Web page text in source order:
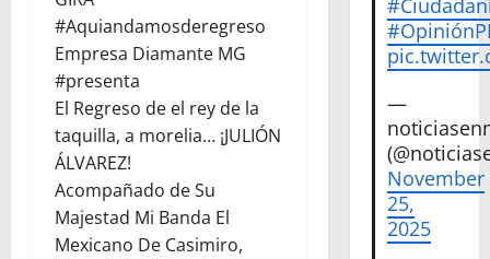
#Aquiandamosderegreso
Empresa Diamante MG
#presenta
El Regreso de el rey de la
taquilla, a morelia… ¡JULIÓN
ÁLVAREZ!
Acompañado de Su
Majestad Mi Banda El
Mexicano De Casimiro,
—
November
25,
2025